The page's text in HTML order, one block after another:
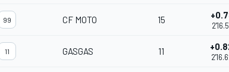
99 CF MOTO 15
11 GASGAS 11